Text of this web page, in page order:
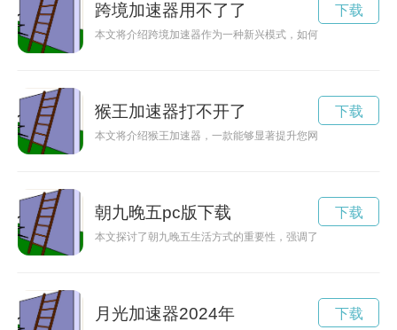
跨境加速器用不了了
本文将介绍跨境加速器作为一种新兴模式，如何推动企业在全
下载
猴王加速器打不开了
本文将介绍猴王加速器，一款能够显著提升您网络速度的先进
下载
朝九晚五pc版下载
本文探讨了朝九晚五生活方式的重要性，强调了它为人们提供
下载
月光加速器2024年 下载